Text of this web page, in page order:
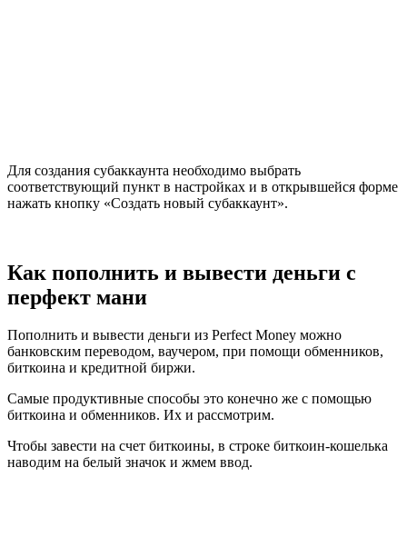
Для создания субаккаунта необходимо выбрать
соответствующий пункт в настройках и в открывшейся форме
нажать кнопку «Создать новый субаккаунт».
Как пополнить и вывести деньги с
перфект мани
Пополнить и вывести деньги из Perfect Money можно
банковским переводом, ваучером, при помощи обменников,
биткоина и кредитной биржи.
Самые продуктивные способы это конечно же с помощью
биткоина и обменников. Их и рассмотрим.
Чтобы завести на счет биткоины, в строке биткоин-кошелька
наводим на белый значок и жмем ввод.